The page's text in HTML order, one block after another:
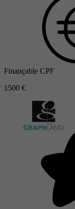
Finançable CPF
1500 €